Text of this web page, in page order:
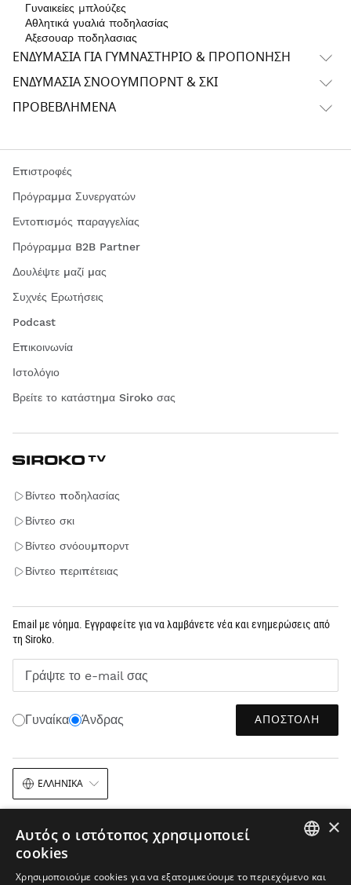
Γυναικείες μπλούζες
Αθλητικά γυαλιά ποδηλασίας
Αξεσουαρ ποδηλασιας
ΕΝΔΥΜΑΣΊΑ ΓΙΑ ΓΥΜΝΑΣΤΉΡΙΟ & ΠΡΟΠΌΝΗΣΗ
ΕΝΔΥΜΑΣΊΑ ΣΝΌΟΥΜΠΟΡΝΤ & ΣΚΙ
ΠΡΟΒΕΒΛΗΜΈΝΑ
Επιστροφές
Πρόγραμμα Συνεργατών
Εντοπισμός παραγγελίας
Πρόγραμμα B2B Partner
Δουλέψτε μαζί μας
Συχνές Ερωτήσεις
Podcast
Επικοινωνία
Ιστολόγιο
Βρείτε το κατάστημα Siroko σας
Βίντεο ποδηλασίας
Βίντεο σκι
Βίντεο σνόουμπορντ
Βίντεο περιπέτειας
Email με νόημα. Εγγραφείτε για να λαμβάνετε νέα και ενημερώσεις από
τη Siroko.
Γράψτε το e-mail σας
Γυναίκα Άνδρας ΑΠΟΣΤΟΛΉ
ΕΛΛΗΝΙΚΆ
×
Αυτός ο ιστότοπος χρησιμοποιεί
cookies
Χρησιμοποιούμε cookies για να εξατομικεύουμε το περιεχόμενο και